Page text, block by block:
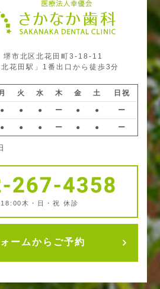
市北区北花田町3-18-11
花田駅」1番出口から徒歩3分
月 火 水 木 金 土 日祝
● ● ● ー ● ● ー
● ● ● ー ● ● ー
木・日・祝 休診
ームからご予約